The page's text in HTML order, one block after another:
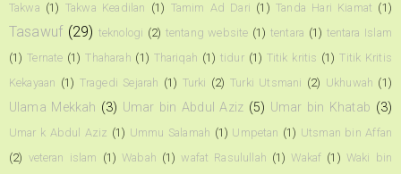
Takwa (1) Takwa Keadilan (1) Tamim Ad Dari (1) Tanda Hari Kiamat (1)
Tasawuf (29) teknologi (2) tentang website (1) tentara (1) tentara Islam
(1) Ternate (1) Thaharah (1) Thariqah (1) tidur (1) Titik kritis (1) Titik Kritis
Kekayaan (1) Tragedi Sejarah (1) Turki (2) Turki Utsmani (2) Ukhuwah (1)
Ulama Mekkah (3) Umar bin Abdul Aziz (5) Umar bin Khatab (3)
Umar k Abdul Aziz (1) Ummu Salamah (1) Umpetan (1) Utsman bin Affan
(2) veteran islam (1) Wabah (1) wafat Rasulullah (1) Wakaf (1) Waki bin